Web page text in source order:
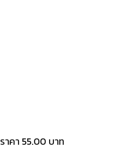
ราคา 55.00 บาท